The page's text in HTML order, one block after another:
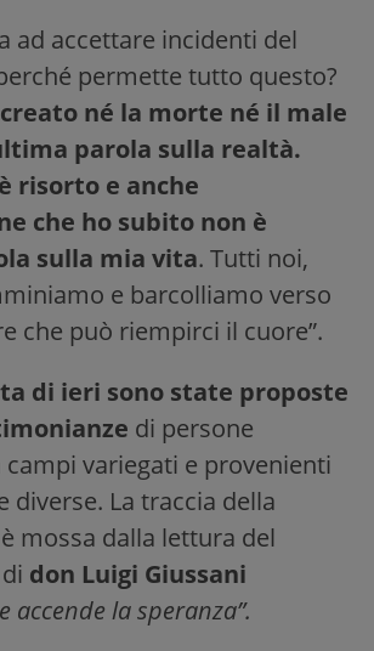
ad accettare incidenti del
permette tutto questo?
né la morte né il male
parola sulla realtà.
risorto e anche
che ho subito non è
sulla mia vita. Tutti noi,
e barcolliamo verso
che può riempirci il cuore”.
di ieri sono state proposte
di persone
variegati e provenienti
diverse. La traccia della
mossa dalla lettura del
don Luigi Giussani
accende la speranza”.